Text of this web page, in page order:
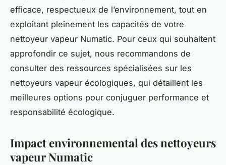
efficace, respectueux de l’environnement, tout en
exploitant pleinement les capacités de votre
nettoyeur vapeur Numatic. Pour ceux qui souhaitent
approfondir ce sujet, nous recommandons de
consulter des ressources spécialisées sur les
nettoyeurs vapeur écologiques, qui détaillent les
meilleures options pour conjuguer performance et
responsabilité écologique.
Impact environnemental des nettoyeurs
vapeur Numatic